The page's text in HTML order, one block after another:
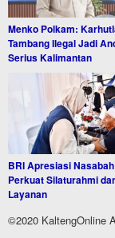
Menko Polkam:
Tambang Ilegal Jadi
Serius Kalimantan
BRI Apresiasi
Perkuat Silaturahmi
Layanan
©2020 KaltengOnline